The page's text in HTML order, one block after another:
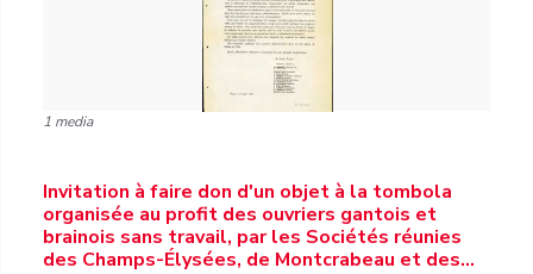
1 media
Invitation à faire don d'un objet à la tombola
organisée au profit des ouvriers gantois et
brainois sans travail, par les Sociétés réunies
des Champs-Élysées, de Montcrabeau et des…